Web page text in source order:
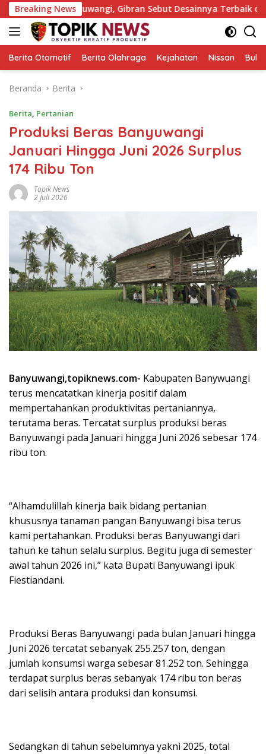
Langsung
ke
konten
Breaking News
Banyuwangi, Gibran Sebut Desainnya Terbaik di Antara
Berita Otomotif Berita Olahraga Kejahatan Nissan
Beranda Berita
Berita, Pertanian
Produksi Beras Banyuwangi
Januari Hingga Juni 2026 Surplus
174 Ribu Ton
Topik News
2 Juli 2026
Banyuwangi,topiknews.com- Kabupaten Banywuangi
terus mencatatkan kinerja positif dalam
mempertahankan produktivitas pertaniannya,
terutama beras. Tercatat surplus produksi beras
Banyuwangi pada Januari hingga Juni 2026 sebesar 174
ribu ton.
“Alhamdulillah kinerja baik bidang pertanian
khususnya tanaman pangan Banyuwangi bisa terus
kami pertahankan. Produksi beras Banyuwangi dari
tahun ke tahun selalu surplus. Begitu juga di semester
awal tahun 2026 ini,” kata Bupati Banyuwangi ipuk
Fiestiandani.
Produksi Beras Banyuwangi pada bulan Januari hingga
Juni 2026 tercatat sebanyak 255.257 ton, dengan
jumlah konsumsi warga sebesar 81.252 ton. Sehingga
terdapat surplus beras sebanyak 174 ribu ton beras
dari selisih antara produksi dan konsumsi.
Sedangkan di tahun sebelumnya yakni 2025, total